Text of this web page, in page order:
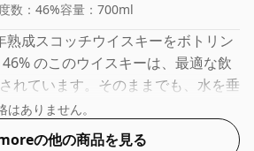
数： 46%容量： 700ml
熟成スコッチウイスキーをボトリン
のこのウイスキーは、最適な飲
れています。そのままでも、水を垂
いただけます。
ありません。
の他の商品を見る